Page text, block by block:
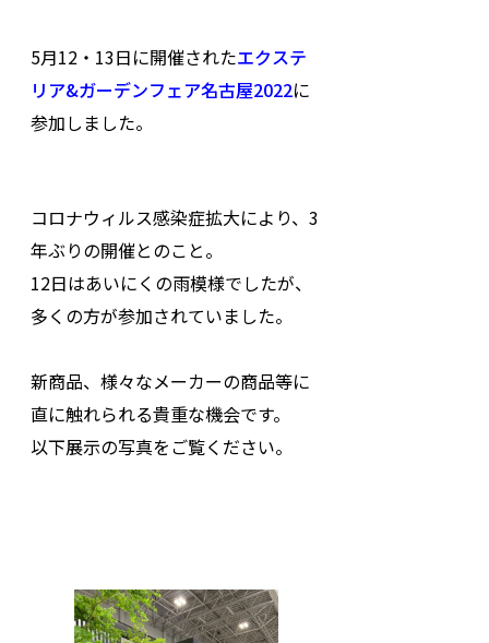
5月12・13日に開催されたエクステ
リア&ガーデンフェア名古屋2022に
参加しました。
コロナウィルス感染症拡大により、3
年ぶりの開催とのこと。
12日はあいにくの雨模様でしたが、
多くの方が参加されていました。
新商品、様々なメーカーの商品等に
直に触れられる貴重な機会です。
以下展示の写真をご覧ください。